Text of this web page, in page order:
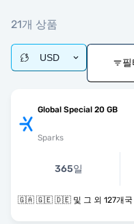
21개 상품
USD 필
Global Special 20 GB
Sparks
365일
🇬🇦 🇬🇪 🇩🇪 및 그 외 127개국